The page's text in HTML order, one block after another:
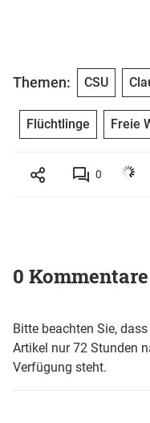
Themen: CSU
Flüchtlinge Freie
0
0 Kommentare
Bitte beachten Sie,
Artikel nur 72 Stunden
Verfügung steht.